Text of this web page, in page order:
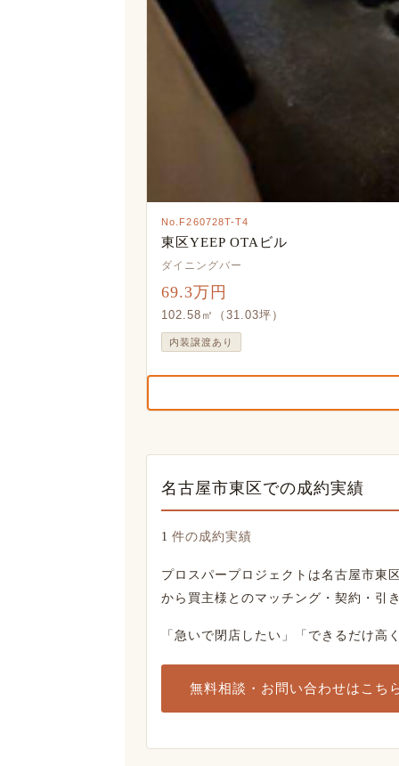
No.F260728T-T4
東区YEEP OTAビル
ダイニングバー
69.3万円
102.58㎡（31.03坪）
内装譲渡あり
名古屋市東区での成約実績
1 件の成約実績
プロスパープロジェクトは名古屋市東
から買主様とのマッチング・契約・引
「急いで閉店したい」「できるだけ
無料相談・お問い合わせはこち